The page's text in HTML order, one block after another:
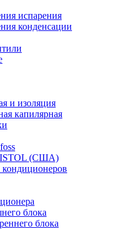
испарения
конденсации
и изоляция
капилярная
(США)
блока
блока